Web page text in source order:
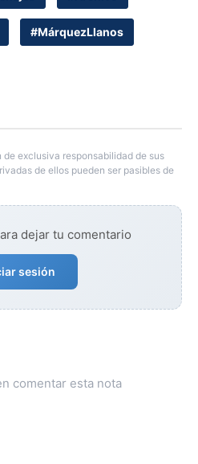
#MárquezLlanos
exclusiva responsabilidad de sus
de ellos pueden ser pasibles de
dejar tu comentario
sesión
comentar esta nota